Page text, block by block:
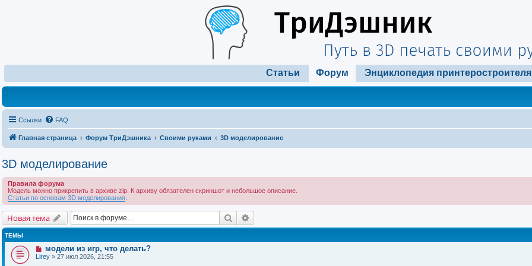
Статьи Форум Энциклопедия принтеростроителя
Ссылки FAQ
Главная страница Форум ТриДэшника Своими руками 3D моделирование
3D моделирование
Правила форума
Модель можно прикрепить в архиве zip. К архиву обязателен скриншот и небольшое описание.
Статьи по основам 3D моделирования
Новая тема Поиск
ТЕМЫ
модели из игр, что делать?
Lirey » 27 июл 2026, 21:55